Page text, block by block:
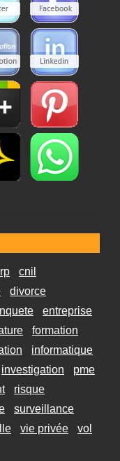
cnil
divorce
entreprise
formation
informatique
investigation
pme
risque
surveillance
vie privée
vol